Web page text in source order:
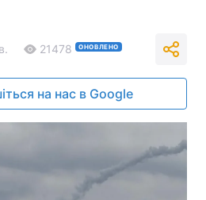
21478 ОНОВЛЕНО
на нас в Google